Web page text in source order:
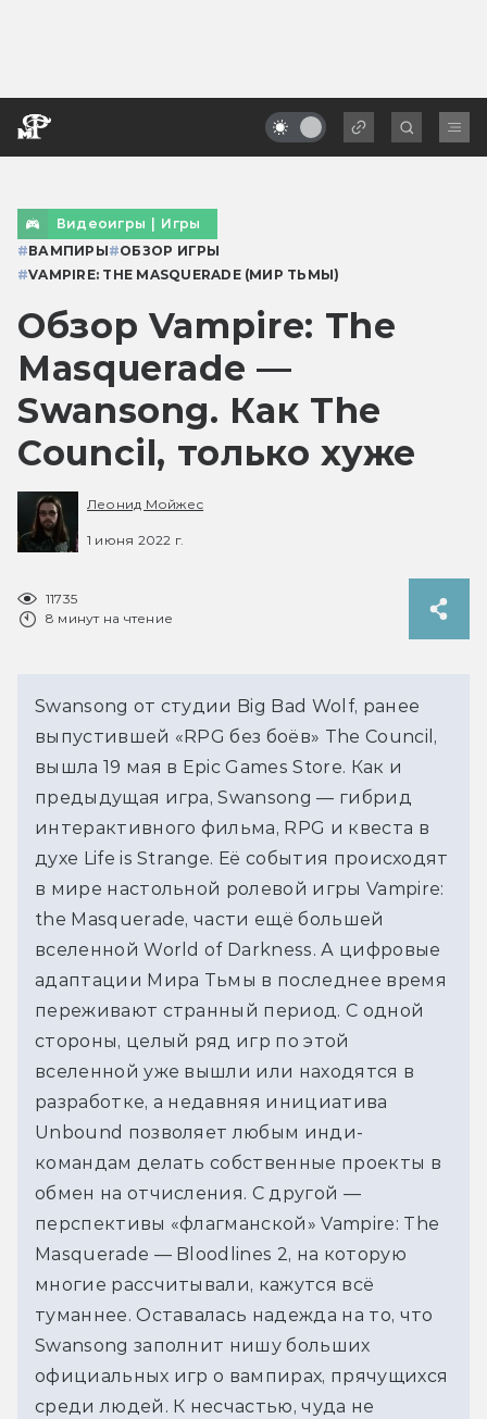
Видеоигры | Игры
#ВАМПИРЫ#ОБЗОР ИГРЫ
#VAMPIRE: THE MASQUERADE (МИР ТЬМЫ)
Обзор Vampire: The
Masquerade —
Swansong. Как The
Council, только хуже
Леонид Мойжес
1 июня 2022 г.
11735
8 минут на чтение
Swansong от студии Big Bad Wolf, ранее
выпустившей «RPG без боёв» The Council,
вышла 19 мая в Epic Games Store. Как и
предыдущая игра, Swansong — гибрид
интерактивного фильма, RPG и квеста в
духе Life is Strange. Её события происходят
в мире настольной ролевой игры Vampire:
the Masquerade, части ещё большей
вселенной World of Darkness. А цифровые
адаптации Мира Тьмы в последнее время
переживают странный период. С одной
стороны, целый ряд игр по этой
вселенной уже вышли или находятся в
разработке, а недавняя инициатива
Unbound позволяет любым инди-
командам делать собственные проекты в
обмен на отчисления. С другой —
перспективы «флагманской» Vampire: The
Masquerade — Bloodlines 2, на которую
многие рассчитывали, кажутся всё
туманнее. Оставалась надежда на то, что
Swansong заполнит нишу больших
официальных игр о вампирах, прячущихся
среди людей. К несчастью, чуда не